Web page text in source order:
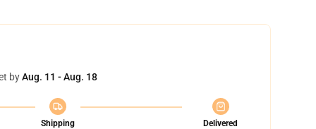
byAug. 11 - Aug. 18
Shipping
Delivered